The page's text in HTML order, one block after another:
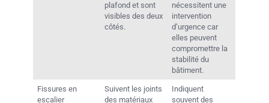
plafond et sont
visibles des deux
côtés.
nécessitent une
intervention
d’urgence car
elles peuvent
compromettre la
stabilité du
bâtiment.
Fissures en
escalier
Suivent les joints
des matériaux
Indiquent
souvent des